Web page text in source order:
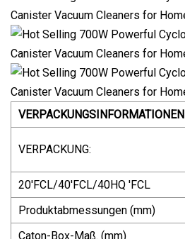
VERPACKUNGSINFORMATIONEN
VERPACKUNG:
20'FCL/40'FCL/40HQ 'FCL
Produktabmessungen (mm)
Caton-Box-Maß. (mm)